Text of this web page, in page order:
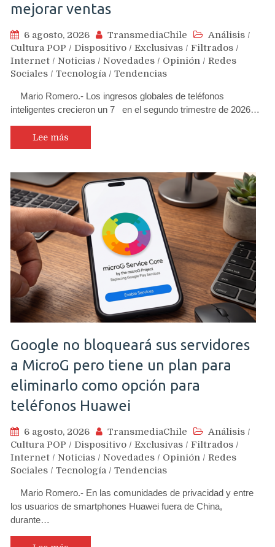
mejorar ventas
6 agosto, 2026 TransmediaChile Análisis /
Cultura POP / Dispositivo / Exclusivas / Filtrados /
Internet / Noticias / Novedades / Opinión / Redes
Sociales / Tecnología / Tendencias
Mario Romero.- Los ingresos globales de teléfonos
inteligentes crecieron un 7 en el segundo trimestre de 2026…
Lee más
Google no bloqueará sus servidores
a MicroG pero tiene un plan para
eliminarlo como opción para
teléfonos Huawei
6 agosto, 2026 TransmediaChile Análisis /
Cultura POP / Dispositivo / Exclusivas / Filtrados /
Internet / Noticias / Novedades / Opinión / Redes
Sociales / Tecnología / Tendencias
Mario Romero.- En las comunidades de privacidad y entre
los usuarios de smartphones Huawei fuera de China,
durante…